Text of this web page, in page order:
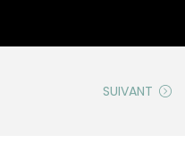
SUIVANT